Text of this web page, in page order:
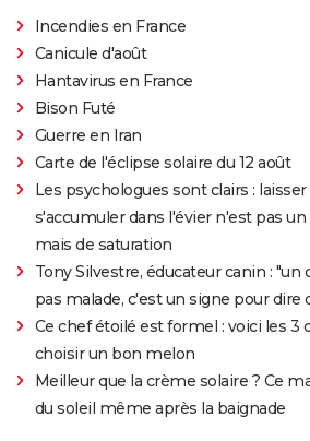
Incendies en France
Canicule d'août
Hantavirus en France
Bison Futé
Guerre en Iran
Carte de l'éclipse solaire du 12 août
Les psychologues sont clairs : laisser
s'accumuler dans l'évier n'est pas un
mais de saturation
Tony Silvestre, éducateur canin :
pas malade, c'est un signe pour dire
Ce chef étoilé est formel : voici les 3
choisir un bon melon
Meilleur que la crème solaire ? Ce
du soleil même après la baignade